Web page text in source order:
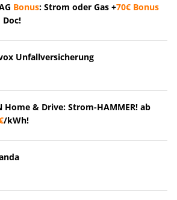
Bonus: Strom oder Gas +70€ Bonus
Unfallversicherung
Home & Drive: Strom-HAMMER! ab
/kWh!